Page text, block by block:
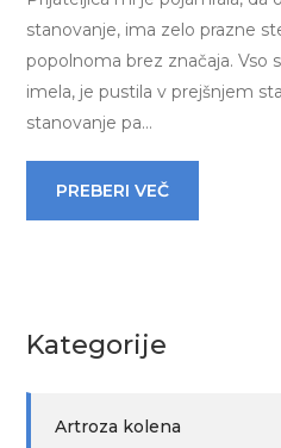
stanovanje, ima zelo prazne
popolnoma brez značaja. Vso
imela, je pustila v prejšnjem
stanovanje pa…
PREBERI VEČ
Kategorije
Artroza kolena